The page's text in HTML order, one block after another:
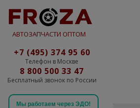
АВТОЗАПЧАСТИ ОПТОМ
+7 (495) 374 95 60
Телефон в Москве
8 800 500 33 47
Бесплатный звонок по России
Мы работаем через ЭДО!